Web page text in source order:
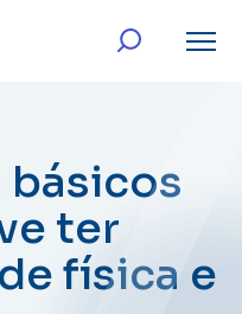
ter
física e